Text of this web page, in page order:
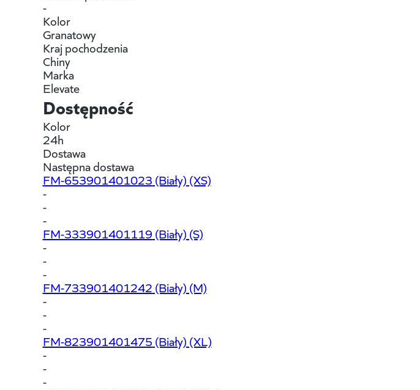
-
Kolor
Granatowy
Kraj pochodzenia
Chiny
Marka
Elevate
Dostępność
Kolor
24h
Dostawa
Następna dostawa
FM-653901401023 (Biały) (XS)
-
-
-
FM-333901401119 (Biały) (S)
-
-
-
FM-733901401242 (Biały) (M)
-
-
-
FM-823901401475 (Biały) (XL)
-
-
-